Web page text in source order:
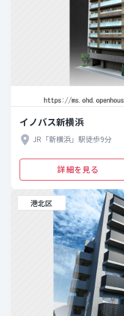
イノバス新横浜
JR「新横浜」駅徒歩9分
詳細を見る
港北区